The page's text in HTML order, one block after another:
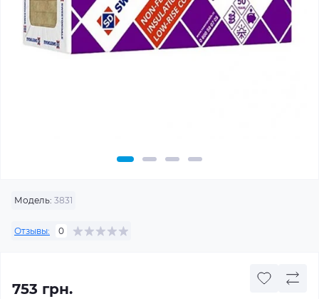
Модель: 3831
Отзывы: 0
753 грн.